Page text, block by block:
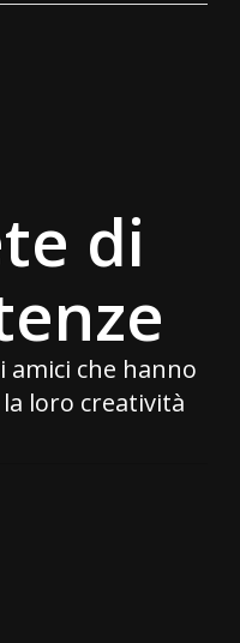
di
che hanno
loro creatività